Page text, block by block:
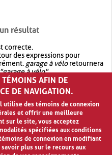
résultat
correcte.
des expressions pour
garage à véloretournera
"garage à vélo".
avec OR.garage OR vélo
quegarage à vélo
AFIN DE
DE NAVIGATION.
utilise des témoins de connexion
et offrir une meilleure
sur le site, vous acceptez
spécifiées aux conditions
de connexion en modifiant
plus sur le recours aux